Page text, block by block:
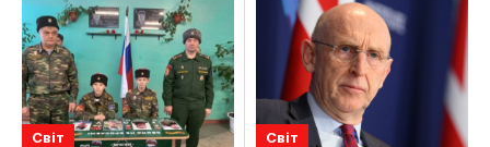
Світ Світ